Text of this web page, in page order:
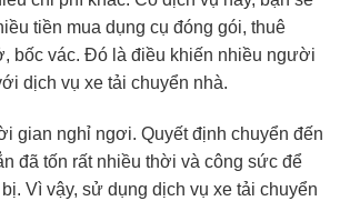
tiền mua dụng cụ đóng gói, thuê
bốc vác. Đó là điều khiến nhiều người
dịch vụ xe tải chuyển nhà.
gian nghỉ ngơi. Quyết định chuyển đến
đã tốn rất nhiều thời và công sức để
Vì vậy, sử dụng dịch vụ xe tải chuyển